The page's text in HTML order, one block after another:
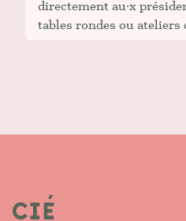
directement au·x
tables rondes ou ateliers